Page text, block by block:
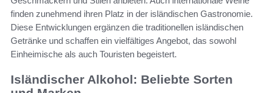
finden zunehmend ihren Platz in der isländischen Gastronomie.
Diese Entwicklungen ergänzen die traditionellen isländischen
Getränke und schaffen ein vielfältiges Angebot, das sowohl
Einheimische als auch Touristen begeistert.
Isländischer Alkohol: Beliebte Sorten